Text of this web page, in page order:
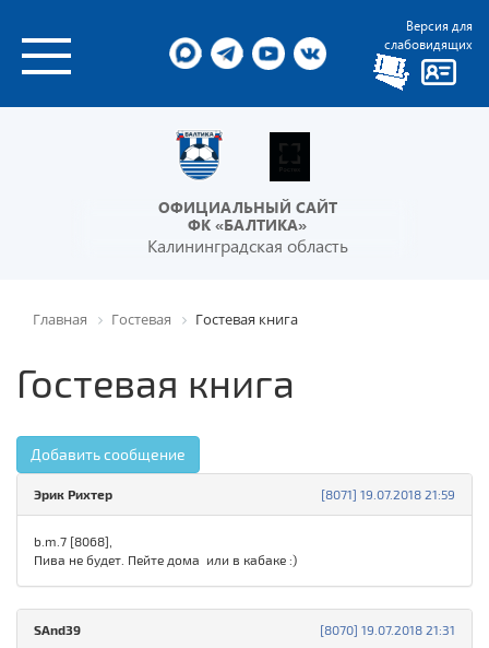
Версия для
слабовидящих
ОФИЦИАЛЬНЫЙ САЙТ
ФК «БАЛТИКА»
Калининградская область
Главная Гостевая Гостевая книга
Гостевая книга
Добавить сообщение
[8071] 19.07.2018 21:59
Эрик Рихтер
b.m.7 [8068],
Пива не будет. Пейте дома или в кабаке :)
[8070] 19.07.2018 21:31
SAnd39